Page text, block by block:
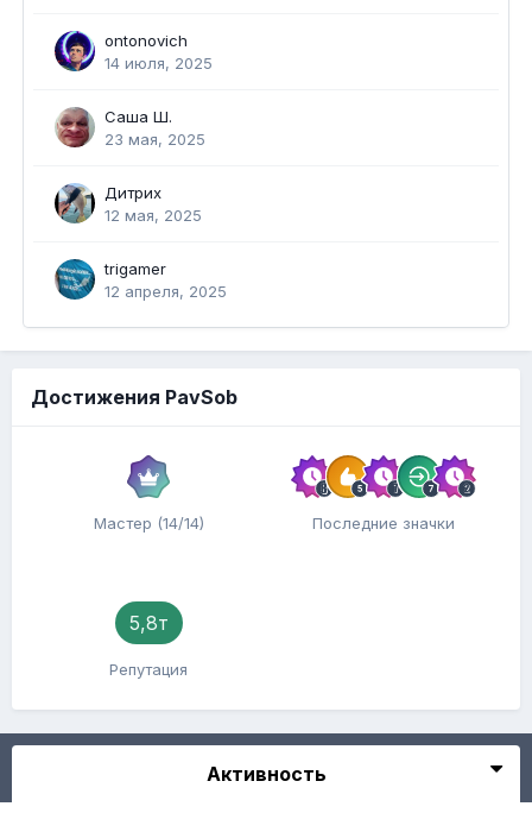
ontonovich
14 июля, 2025
Саша Ш.
23 мая, 2025
Дитрих
12 мая, 2025
trigamer
12 апреля, 2025
Достижения PavSob
Мастер (14/14) Последние значки
5,8т
Репутация
Активность